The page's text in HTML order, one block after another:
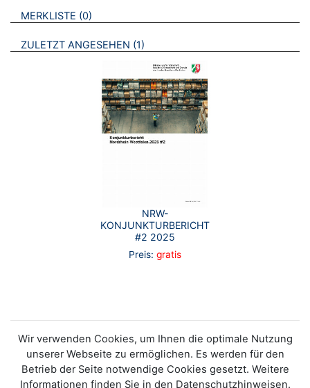
VERWEISE AUF VERMERKTE- ODER ZULETZT ANGESEHENE
MERKLISTE 0 BROSCHÜREN
ZULETZT ANGESEHEN 1 BROSCHÜREN
NRW-
KONJUNKTURBERICHT
#2 2025
Preis: gratis
Wir verwenden Cookies, um Ihnen die optimale Nutzung
unserer Webseite zu ermöglichen. Es werden für den
Betrieb der Seite notwendige Cookies gesetzt. Weitere
Informationen finden Sie in den Datenschutzhinweisen.